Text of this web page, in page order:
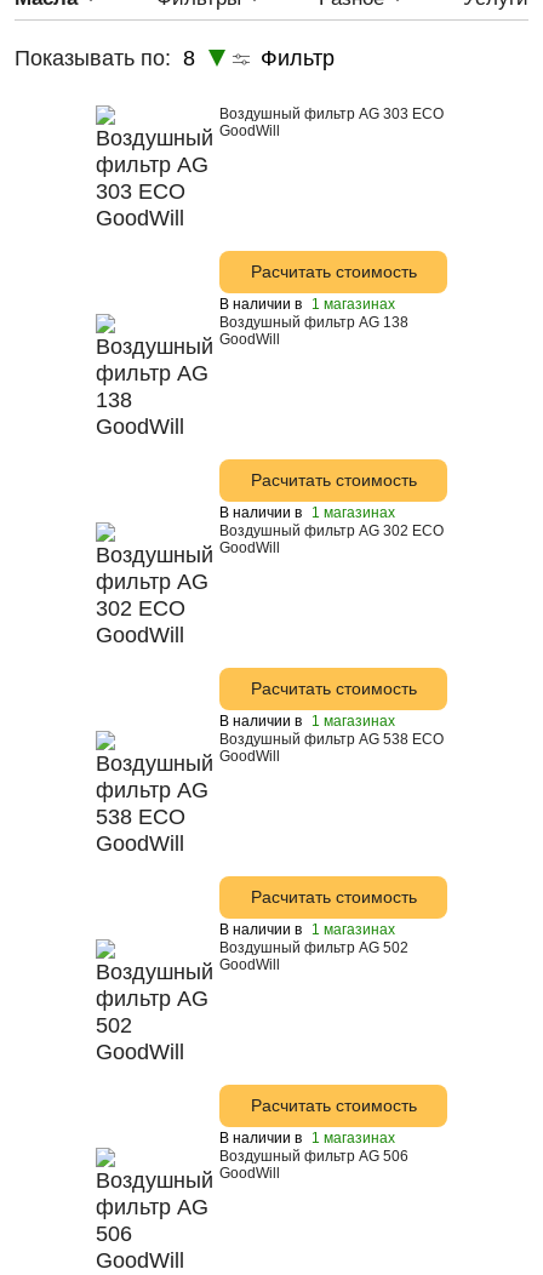
LYNX
LYNXauto
SPEEDMATE
WOG
ZIC
ВОЛГА-ОИЛ
Astrohim
Лукойл
Castrol
Mann
Honda
Hyundai
Liqui Moly
Mitsubishi
Mobil
Motul
Suprotec
Total
5W-20
5w-40
Показывать по: 8 Фильтр
Воздушный фильтр AG 303 ECO
GoodWill
Расчитать стоимость
В наличии в
1 магазинах
Воздушный фильтр AG 138
GoodWill
Расчитать стоимость
В наличии в
1 магазинах
Воздушный фильтр AG 302 ECO
GoodWill
Расчитать стоимость
В наличии в
1 магазинах
Воздушный фильтр AG 538 ECO
GoodWill
Расчитать стоимость
В наличии в
1 магазинах
Воздушный фильтр AG 502
GoodWill
Расчитать стоимость
В наличии в
1 магазинах
Воздушный фильтр AG 506
GoodWill